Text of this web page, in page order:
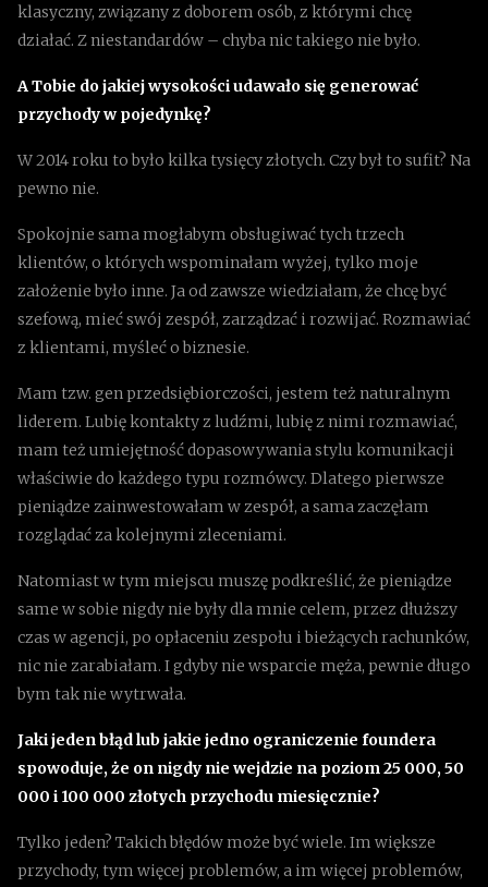
klasyczny, związany z doborem osób, z którymi chcę
działać. Z niestandardów – chyba nic takiego nie było.
A Tobie do jakiej wysokości udawało się generować
przychody w pojedynkę?
W 2014 roku to było kilka tysięcy złotych. Czy był to sufit? Na
pewno nie.
Spokojnie sama mogłabym obsługiwać tych trzech
klientów, o których wspominałam wyżej, tylko moje
założenie było inne. Ja od zawsze wiedziałam, że chcę być
szefową, mieć swój zespół, zarządzać i rozwijać. Rozmawiać
z klientami, myśleć o biznesie.
Mam tzw. gen przedsiębiorczości, jestem też naturalnym
liderem. Lubię kontakty z ludźmi, lubię z nimi rozmawiać,
mam też umiejętność dopasowywania stylu komunikacji
właściwie do każdego typu rozmówcy. Dlatego pierwsze
pieniądze zainwestowałam w zespół, a sama zaczęłam
rozglądać za kolejnymi zleceniami.
Natomiast w tym miejscu muszę podkreślić, że pieniądze
same w sobie nigdy nie były dla mnie celem, przez dłuższy
czas w agencji, po opłaceniu zespołu i bieżących rachunków,
nic nie zarabiałam. I gdyby nie wsparcie męża, pewnie długo
bym tak nie wytrwała.
Jaki jeden błąd lub jakie jedno ograniczenie foundera
spowoduje, że on nigdy nie wejdzie na poziom 25 000, 50
000 i 100 000 złotych przychodu miesięcznie?
Tylko jeden? Takich błędów może być wiele. Im większe
przychody, tym więcej problemów, a im więcej problemów,